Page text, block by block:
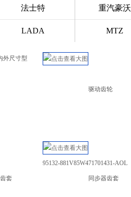
法士特 重汽豪沃
LADA MTZ
外尺寸型
驱动齿轮
95132-881V85W471701431-AOL
套 同步器齿套